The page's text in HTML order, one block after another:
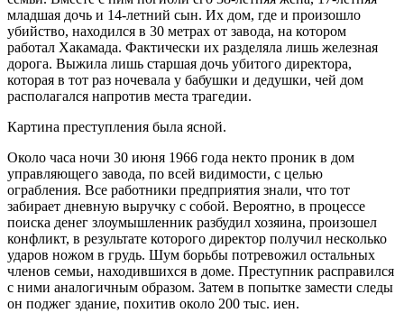
младшая дочь и 14-летний сын. Их дом, где и произошло
убийство, находился в 30 метрах от завода, на котором
работал Хакамада. Фактически их разделяла лишь железная
дорога. Выжила лишь старшая дочь убитого директора,
которая в тот раз ночевала у бабушки и дедушки, чей дом
располагался напротив места трагедии.
Картина преступления была ясной.
Около часа ночи 30 июня 1966 года некто проник в дом
управляющего завода, по всей видимости, с целью
ограбления. Все работники предприятия знали, что тот
забирает дневную выручку с собой. Вероятно, в процессе
поиска денег злоумышленник разбудил хозяина, произошел
конфликт, в результате которого директор получил несколько
ударов ножом в грудь. Шум борьбы потревожил остальных
членов семьи, находившихся в доме. Преступник расправился
с ними аналогичным образом. Затем в попытке замести следы
он поджег здание, похитив около 200 тыс. иен.